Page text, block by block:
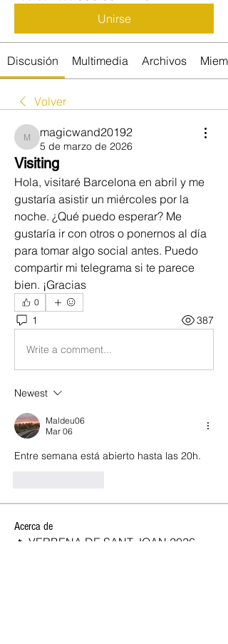
Unirse
Discusión Multimedia Archivos
Volver
magicwand20192
magicwand20192
5 de marzo de 2026
Visiting
Hola, visitaré Barcelona en abril y me
gustaría asistir un miércoles por la
noche. ¿Qué puedo esperar? Me
gustaría ir con otros o ponernos al día
para tomar algo social antes. Puedo
compartir mi telegrama si te parece
bien. ¡Gracias
0
1 387
Write a comment...
Newest
Maldeu06
Mar 06
Entre semana está abierto hasta las 20h.
Acerca de
🔥 VERBENA DE SANT JOAN 2026,